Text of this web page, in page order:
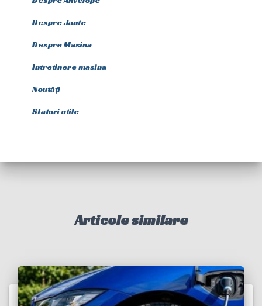
Despre Jante
Despre Masina
Intretinere masina
Noutăți
Sfaturi utile
Articole similare